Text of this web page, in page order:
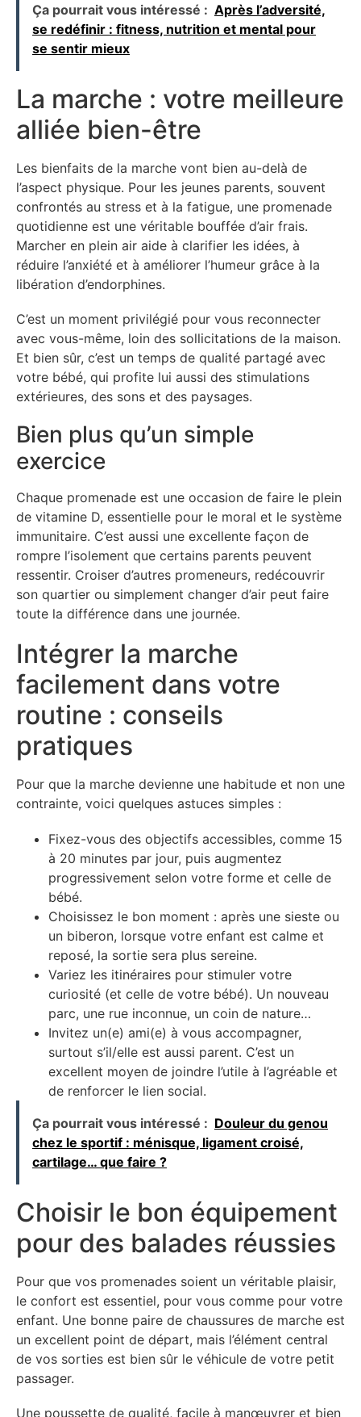
Ça pourrait vous intéressé : Après l’adversité,
se redéfinir : fitness, nutrition et mental pour
se sentir mieux
La marche : votre meilleure
alliée bien-être
Les bienfaits de la marche vont bien au-delà de
l’aspect physique. Pour les jeunes parents, souvent
confrontés au stress et à la fatigue, une promenade
quotidienne est une véritable bouffée d’air frais.
Marcher en plein air aide à clarifier les idées, à
réduire l’anxiété et à améliorer l’humeur grâce à la
libération d’endorphines.
C’est un moment privilégié pour vous reconnecter
avec vous-même, loin des sollicitations de la maison.
Et bien sûr, c’est un temps de qualité partagé avec
votre bébé, qui profite lui aussi des stimulations
extérieures, des sons et des paysages.
Bien plus qu’un simple
exercice
Chaque promenade est une occasion de faire le plein
de vitamine D, essentielle pour le moral et le système
immunitaire. C’est aussi une excellente façon de
rompre l’isolement que certains parents peuvent
ressentir. Croiser d’autres promeneurs, redécouvrir
son quartier ou simplement changer d’air peut faire
toute la différence dans une journée.
Intégrer la marche
facilement dans votre
routine : conseils
pratiques
Pour que la marche devienne une habitude et non une
contrainte, voici quelques astuces simples :
Fixez-vous des objectifs accessibles, comme 15
à 20 minutes par jour, puis augmentez
progressivement selon votre forme et celle de
bébé.
Choisissez le bon moment : après une sieste ou
un biberon, lorsque votre enfant est calme et
reposé, la sortie sera plus sereine.
Variez les itinéraires pour stimuler votre
curiosité (et celle de votre bébé). Un nouveau
parc, une rue inconnue, un coin de nature…
Invitez un(e) ami(e) à vous accompagner,
surtout s’il/elle est aussi parent. C’est un
excellent moyen de joindre l’utile à l’agréable et
de renforcer le lien social.
Ça pourrait vous intéressé : Douleur du genou
chez le sportif : ménisque, ligament croisé,
cartilage… que faire ?
Choisir le bon équipement
pour des balades réussies
Pour que vos promenades soient un véritable plaisir,
le confort est essentiel, pour vous comme pour votre
enfant. Une bonne paire de chaussures de marche est
un excellent point de départ, mais l’élément central
de vos sorties est bien sûr le véhicule de votre petit
passager.
Une poussette de qualité, facile à manœuvrer et bien